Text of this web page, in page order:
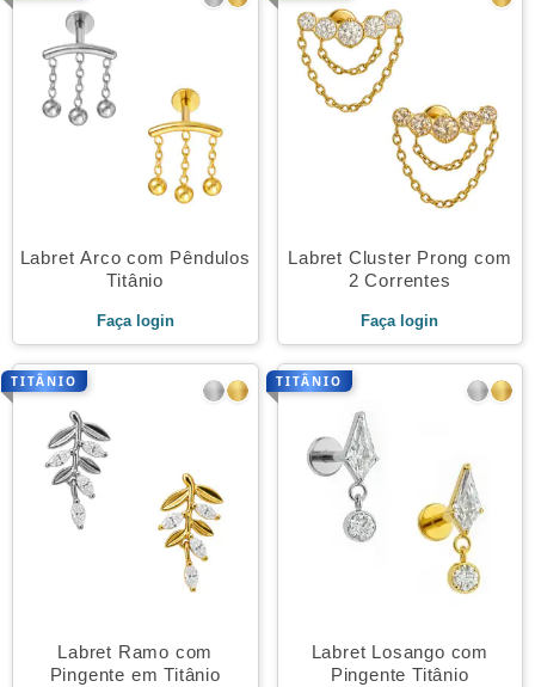
Labret Arco com Pêndulos
Titânio
Faça login
Labret Cluster Prong com
2 Correntes
Faça login
TITÂNIO
Labret Ramo com
Pingente em Titânio
TITÂNIO
Labret Losango com
Pingente Titânio